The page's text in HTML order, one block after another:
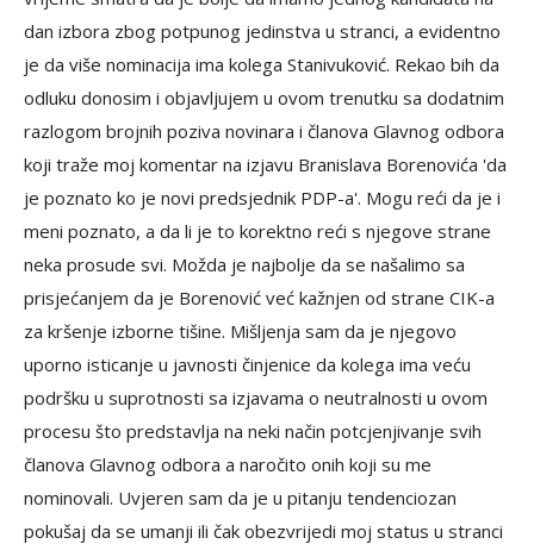
dan izbora zbog potpunog jedinstva u stranci, a evidentno
je da više nominacija ima kolega Stanivuković. Rekao bih da
odluku donosim i objavljujem u ovom trenutku sa dodatnim
razlogom brojnih poziva novinara i članova Glavnog odbora
koji traže moj komentar na izjavu Branislava Borenovića 'da
je poznato ko je novi predsjednik PDP-a'. Mogu reći da je i
meni poznato, a da li je to korektno reći s njegove strane
neka prosude svi. Možda je najbolje da se našalimo sa
prisjećanjem da je Borenović već kažnjen od strane CIK-a
za kršenje izborne tišine. Mišljenja sam da je njegovo
uporno isticanje u javnosti činjenice da kolega ima veću
podršku u suprotnosti sa izjavama o neutralnosti u ovom
procesu što predstavlja na neki način potcjenjivanje svih
članova Glavnog odbora a naročito onih koji su me
nominovali. Uvjeren sam da je u pitanju tendenciozan
pokušaj da se umanji ili čak obezvrijedi moj status u stranci